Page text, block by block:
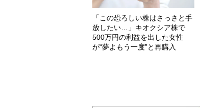
「この恐ろしい株はさっさと手
放したい…」キオクシア株で
500万円の利益を出した女性
が“夢よもう一度”と再購入